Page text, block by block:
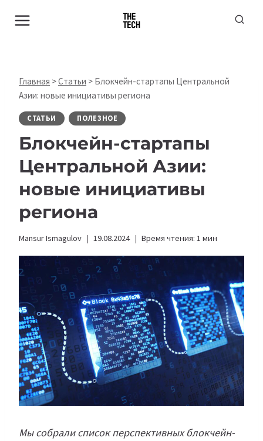
Главная >Статьи > Блокчейн-стартапы Центральной
Азии: новые инициативы региона
СТАТЬИ ПОЛЕЗНОЕ
Блокчейн-стартапы
Центральной Азии:
новые инициативы
региона
Mansur Ismagulov 19.08.2024 Время чтения: 1 мин
Мы собрали список перспективных блокчейн-